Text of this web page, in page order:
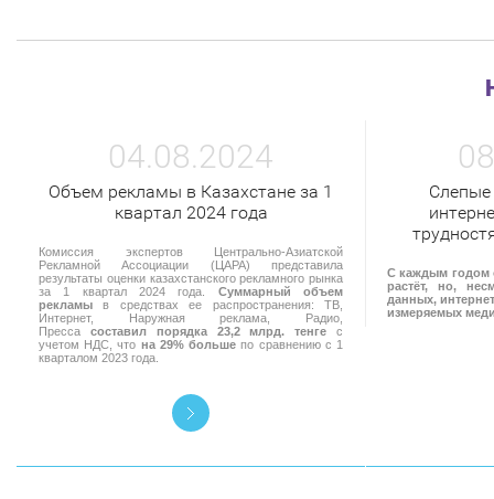
04.08.2024
Объем рекламы в Казахстане за 1
квартал 2024 года
Комиссия экспертов Центрально-Азиатской
Рекламной Ассоциации (ЦАРА) представила
результаты оценки казахстанского рекламного рынка
за 1 квартал 2024 года. Суммарный объем
рекламы в средствах ее распространения: ТВ,
Интернет, Наружная реклама, Радио,
Пресса составил порядка 23,2 млрд. тенге с
учетом НДС, что на 29% больше по сравнению с 1
кварталом 2023 года.
С каждым годом
растёт, но,
данных,
измеряемых